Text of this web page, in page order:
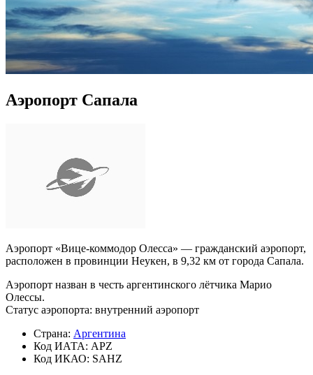
Аэропорт Сапала
Аэропорт «Вице-коммодор Олесса» — гражданский аэропорт,
расположен в провинции Неукен, в 9,32 км от города Сапала.
Аэропорт назван в честь аргентинского лётчика Марио
Олессы.
Статус аэропорта: внутренний аэропорт
Страна: Аргентина
Код ИАТА: APZ
Код ИКАО: SAHZ